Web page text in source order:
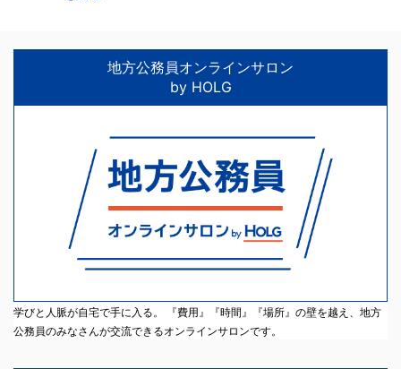
地方公務員オンラインサロン
by HOLG
学びと人脈が自宅で手に入る。 『費用』『時間』『場所』の壁を越え、地方
公務員のみなさんが交流できるオンラインサロンです。